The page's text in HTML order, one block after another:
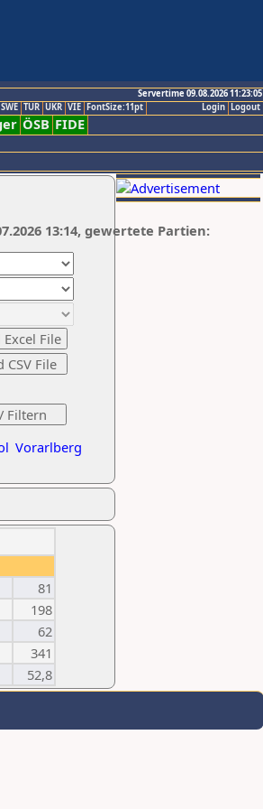
Servertime 09.08.2026 11:23:05
Logout
Login
SWE TUR UKR VIE FontSize:11pt
ÖSB FIDE
Vorarlberg
13:14, gewertete Partien:
81
198
62
341
52,8